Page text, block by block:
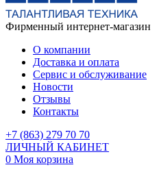
Фирменный интернет-магазин
О компании
Доставка и оплата
Сервис и обслуживание
Новости
Отзывы
Контакты
+7 (863) 279 70 70
ЛИЧНЫЙ КАБИНЕТ
0 Моя корзина